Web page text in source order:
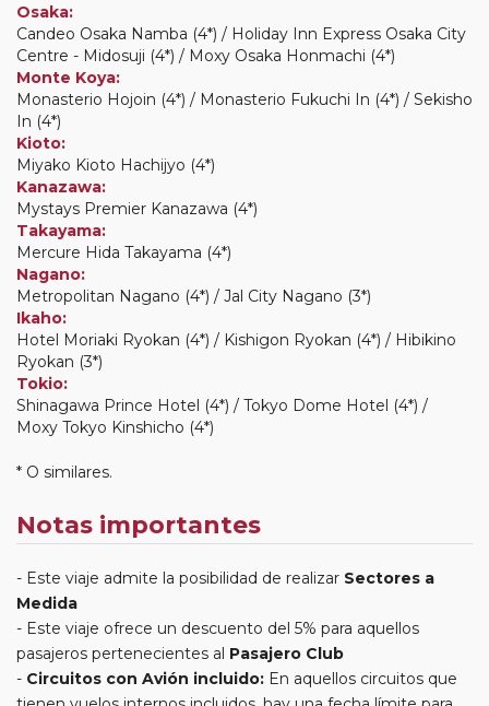
Osaka:
Candeo Osaka Namba (4*) / Holiday Inn Express Osaka City
Centre - Midosuji (4*) / Moxy Osaka Honmachi (4*)
Monte Koya:
Monasterio Hojoin (4*) / Monasterio Fukuchi In (4*) / Sekisho
In (4*)
Kioto:
Miyako Kioto Hachijyo (4*)
Kanazawa:
Mystays Premier Kanazawa (4*)
Takayama:
Mercure Hida Takayama (4*)
Nagano:
Metropolitan Nagano (4*) / Jal City Nagano (3*)
Ikaho:
Hotel Moriaki Ryokan (4*) / Kishigon Ryokan (4*) / Hibikino
Ryokan (3*)
Tokio:
Shinagawa Prince Hotel (4*) / Tokyo Dome Hotel (4*) /
Moxy Tokyo Kinshicho (4*)
* O similares.
Notas importantes
Este viaje admite la posibilidad de realizar Sectores a
Medida
Este viaje ofrece un descuento del 5% para aquellos
pasajeros pertenecientes al Pasajero Club
Circuitos con Avión incluido: En aquellos circuitos que